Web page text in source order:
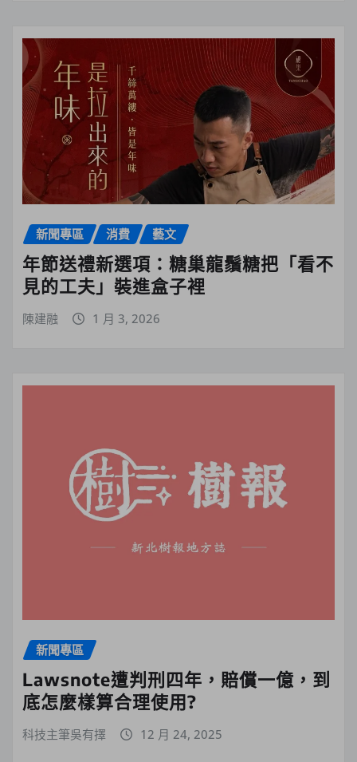
新聞專區 消費 藝文
年節送禮新選項：糖巢龍鬚糖把「看不
見的工夫」裝進盒子裡
陳建融 1 月 3, 2026
新聞專區
Lawsnote遭判刑四年，賠償一億，到
底怎麼樣算合理使用?
科技主筆吳有擇 12 月 24, 2025